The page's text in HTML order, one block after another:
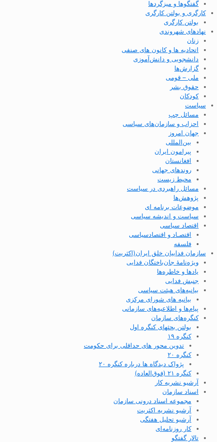
گفتگوها و میزگردها
کارگری و بولتن کارگری
بولتن کارگری
نهادهای شهروندی
زنان
اتحادیه ها و کانون های صنفی
دانشجویی و دانش‌آموزی
گزارش‌ها
ملی – قومی
حقوق بشر
کودکان
سیاست
مسائل چپ
احزاب و سازمان‌های سیاسی
جهان امروز
بین‌المللی
پیرامون ایران
افغانستان
روندهای جهانی
محیط زیست
مسائل راهبردی در سیاست
پژوهش‌ها
موضوعات برنامه ای
سیاست و اندیشه سیاسی
اقتصاد سیاسی
اقتصـاد و اقتصاد‌سیاسی
فلسفه
سازمان فداییان خلق ایران(اکثریت)
ویژه‌نامهٔ جان‌باختگان فدایی
یادها و خاطره‌ها
جنبش فدایی
بیانیه‌های هیئت سیاسی
بیانیه های شورای مرکزی
پیام‌ها و اطلاعیه‌های سازمانی
کنگره‌های سازمان
بولتن بحثهای کنگره اول
کنگره ۱۹
تدوین محور های حداقلی برای حکومت
کنگره ۲۰
پژواک دیدگاه ها درباره کنگره ۲۰
کنگره ۲۱ (فوق‌العاده)
آرشیو نشریه کار
اسناد سازمان
مجموعه اسناد درونی سازمان
آرشیو نشریه اکثریت
آرشیو تحلیل هفتگی
کار روزنامه‌ای
تالار گفتگو